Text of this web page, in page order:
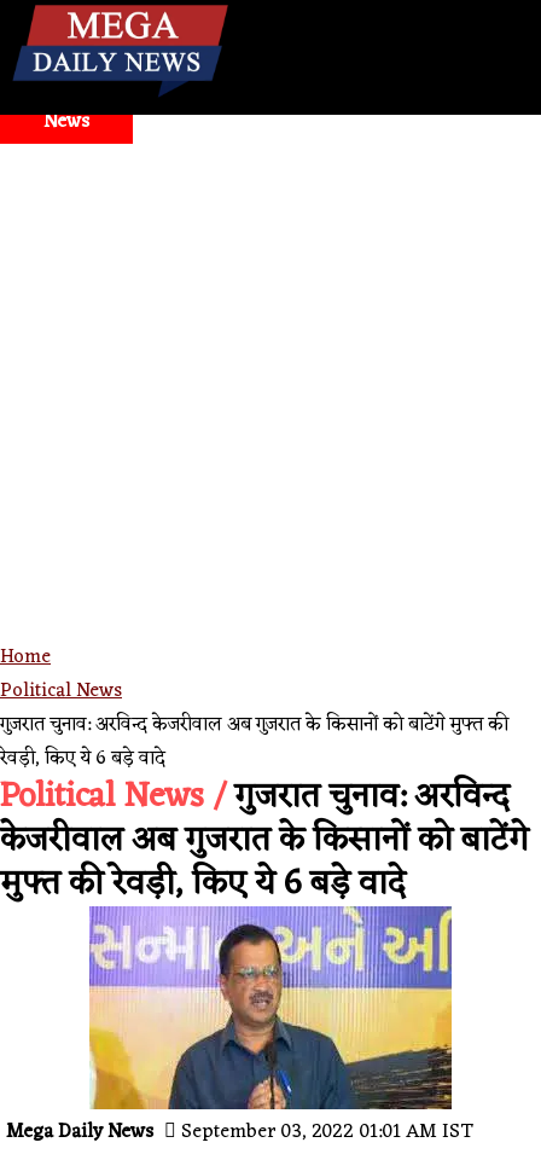
News
Home
Political News
गुजरात चुनाव: अरविन्द केजरीवाल अब गुजरात के किसानों को बाटेंगे मुफ्त की
रेवड़ी, किए ये 6 बड़े वादे
Political News /गुजरात चुनाव: अरविन्द
केजरीवाल अब गुजरात के किसानों को बाटेंगे
मुफ्त की रेवड़ी, किए ये 6 बड़े वादे
Mega Daily News September 03, 2022 01:01 AM IST